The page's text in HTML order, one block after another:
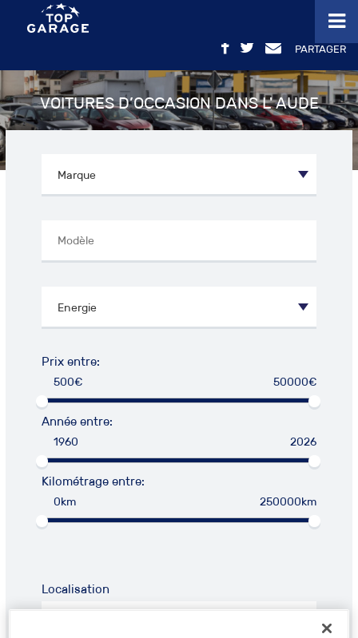
PARTAGER
VOITURES D’OCCASION DANS L' AUDE
Prix entre:
500€ 50000€
Année entre:
1960 2026
Kilométrage entre:
0km 250000km
Localisation